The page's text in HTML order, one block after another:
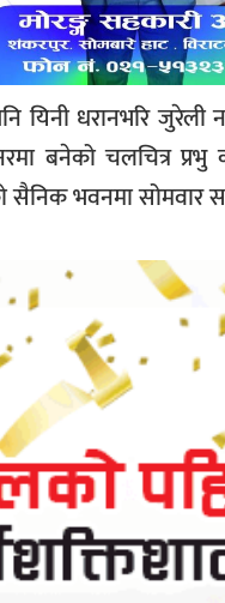
यिनी धरानभरि
बनेको चलचित्र
सैनिक भवनमा सोमवार